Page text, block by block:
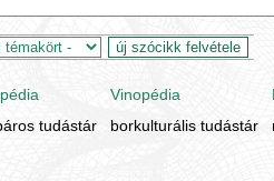
Vinopédia
tudástár borkulturális tudástár